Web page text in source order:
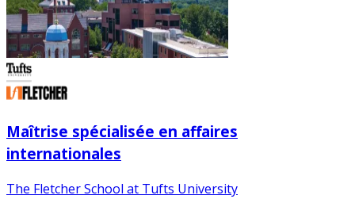
Maîtrise spécialisée en affaires
internationales
The Fletcher School at Tufts University